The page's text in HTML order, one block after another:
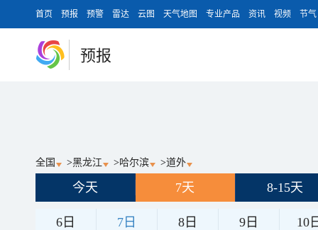
首页 预报 预警 雷达 云图 天气地图 专业产品 资讯 视频 节气
预报
全国 >黑龙江 >哈尔滨 >道外
今天 7天 8-15天
6日 7日 8日 9日 10